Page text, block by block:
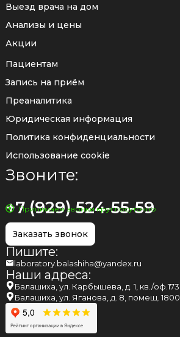
Выезд врача на дом
Анализы и цены
Акции
Пациентам
Запись на приём
Преаналитика
Юридическая информация
Политика конфиденциальности
Использование cookie
Звоните:
+7 (929) 524-55-59
Принимаем звонки круглосуточно
Заказать звонок
Пишите:
laboratory.balashiha@yandex.ru
Наши адреса:
Балашиха, ул. Карбышева, д. 1, кв./оф.173
Балашиха, ул. Яганова, д. 8, помещ. 1800